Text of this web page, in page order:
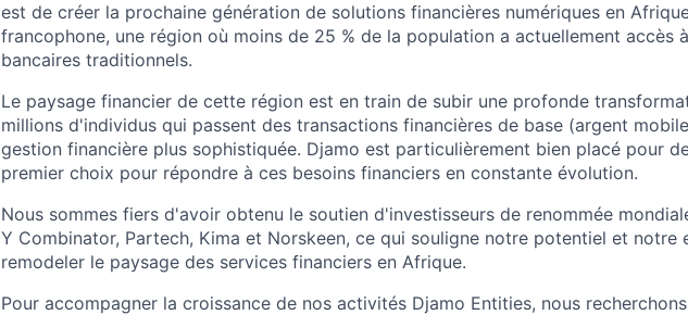
est de créer la prochaine génération de solutions financières numériques en
francophone, une région où moins de 25 % de la population a actuellement accès
bancaires traditionnels.
Le paysage financier de cette région est en train de subir une profonde
millions d'individus qui passent des transactions financières de base (argent
gestion financière plus sophistiquée. Djamo est particulièrement bien placé pour
premier choix pour répondre à ces besoins financiers en constante évolution.
Nous sommes fiers d'avoir obtenu le soutien d'investisseurs de renommée
Y Combinator, Partech, Kima et Norskeen, ce qui souligne notre potentiel et notre
remodeler le paysage des services financiers en Afrique.
Pour accompagner la croissance de nos activités Djamo Entities, nous